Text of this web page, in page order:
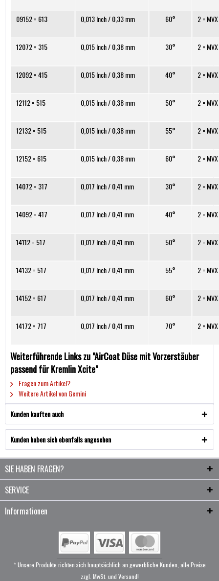
09152 = 613 0,013 Inch / 0,33 mm 60° 2 =
12072 = 315 0,015 Inch / 0,38 mm 30° 2 =
12092 = 415 0,015 Inch / 0,38 mm 40° 2 =
12112 = 515 0,015 Inch / 0,38 mm 50° 2 =
12132 = 515 0,015 Inch / 0,38 mm 55° 2 =
12152 = 615 0,015 Inch / 0,38 mm 60° 2 =
14072 = 317 0,017 Inch / 0,41 mm 30° 2 =
14092 = 417 0,017 Inch / 0,41 mm 40° 2 =
14112 = 517 0,017 Inch / 0,41 mm 50° 2 =
14132 = 517 0,017 Inch / 0,41 mm 55° 2 =
14152 = 617 0,017 Inch / 0,41 mm 60° 2 =
14172 = 717 0,017 Inch / 0,41 mm 70° 2 =
Weiterführende Links zu "AirCoat Düse mit Vorzerstäuber
passend für Kremlin Xcite"
Fragen zum Artikel?
Weitere Artikel von Gemini
Kunden kauften auch
Kunden haben sich ebenfalls angesehen
SIE HABEN FRAGEN?
SERVICE
Informationen
* Unsere Produkte richten sich hauptsächlich an gewerbliche Kunden, alle Preise
zzgl. MwSt. und Versand!